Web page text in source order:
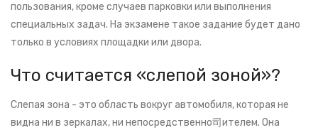
пользования, кроме случаев парковки или выполнения
специальных задач. На экзамене такое задание будет дано
только в условиях площадки или двора.
Что считается «слепой зоной»?
Слепая зона - это область вокруг автомобиля, которая не
видна ни в зеркалах, ни непосредственно司ителем. Она